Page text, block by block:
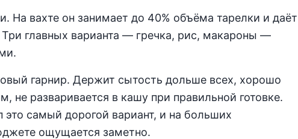
На вахте он занимает до 40% объёма тарелки и даёт
главных варианта — гречка, рис, макароны —
гарнир. Держит сытость дольше всех, хорошо
не разваривается в кашу при правильной готовке.
самый дорогой вариант, и на больших
ощущается заметно.